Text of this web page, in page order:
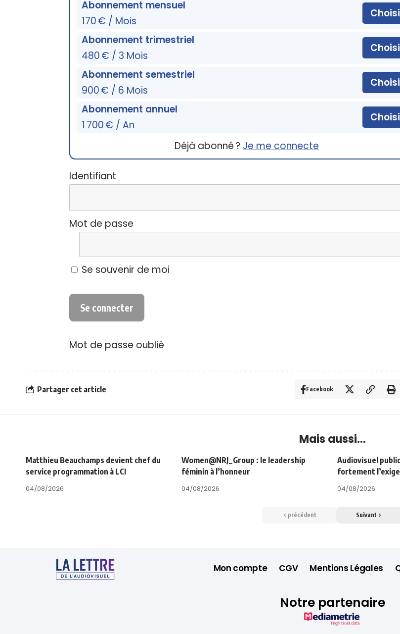
Abonnement mensuel
170 € / Mois
Abonnement trimestriel
480 € / 3 Mois
Abonnement semestriel
900 € / 6 Mois
Abonnement annuel
1 700 € / An
Déjà abonné ? Je me connecte
Identifiant
Mot de passe
Se souvenir de moi
Mot de passe oublié
Partager cet article Facebook
Mais aussi...
Matthieu Beauchamps devient chef du
service programmation à LCI
04/08/2026
Women@NRJ_Group : le leadership
féminin à l’honneur
04/08/2026
Audiovisuel
fortement
04/08/2026
précédent Suivant
Mon compte CGV Mentions Légales
Notre partenaire